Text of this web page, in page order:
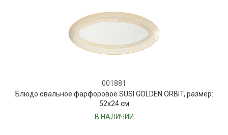
001881
Блюдо овальное фарфоровое SUSI GOLDEN ORBIT, размер:
52х24 см
В НАЛИЧИИ